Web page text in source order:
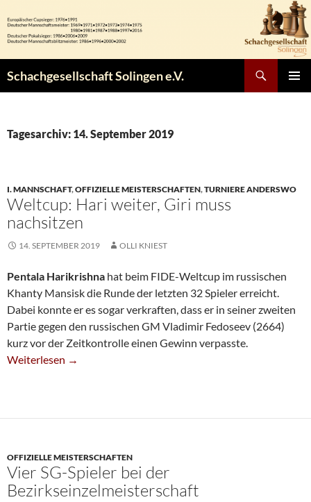
Inhalt
springen
Schachgesellschaft Solingen e.V.
Tagesarchiv: 14. September 2019
I. MANNSCHAFT,OFFIZIELLE MEISTERSCHAFTEN,TURNIERE ANDERSWO
Weltcup: Hari weiter, Giri muss
nachsitzen
14. SEPTEMBER 2019 OLLI KNIEST
Pentala Harikrishna hat beim FIDE-Weltcup im russischen
Khanty Mansisk die Runde der letzten 32 Spieler erreicht.
Dabei konnte er es sogar verkraften, dass er in seiner zweiten
Partie gegen den russischen GM Vladimir Fedoseev (2664)
kurz vor der Zeitkontrolle einen Gewinn verpasste.
Weltcup: Hari Weiter, Giri Muss Nachsitzen
Weiterlesen →
OFFIZIELLE MEISTERSCHAFTEN
Vier SG-Spieler bei der
Bezirkseinzelmeisterschaft